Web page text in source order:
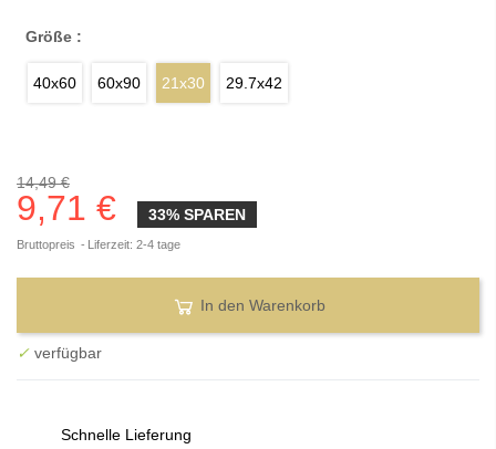
Größe :
40x60 60x90 21x30 29.7x42
14,49 €
9,71 € 33% SPAREN
Bruttopreis Liferzeit: 2-4 tage
In den Warenkorb
✓ verfügbar
Schnelle Lieferung